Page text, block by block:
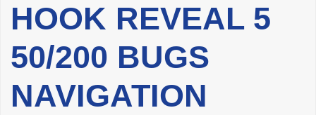
HOOK REVEAL 5
50/200 BUGS
NAVIGATION